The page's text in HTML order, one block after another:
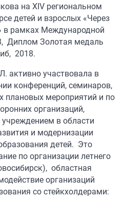
на XIV региональном
детей и взрослых «Через
в рамках Международной
Диплом Золотая медаль
2018.
участвовала в
конференций, семинаров,
плановых мероприятий и по
организаций,
в области
и модернизации
детей. Это
по организации летнего
областная
организаций
со стейкхолдерами: